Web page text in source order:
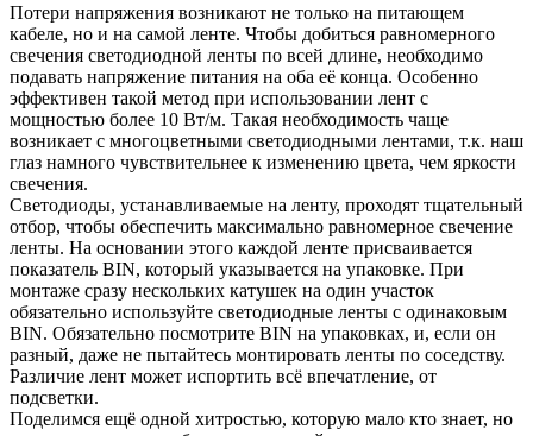
Потери напряжения возникают не только на питающем
кабеле, но и на самой ленте. Чтобы добиться равномерного
свечения светодиодной ленты по всей длине, необходимо
подавать напряжение питания на оба её конца. Особенно
эффективен такой метод при использовании лент с
мощностью более 10 Вт/м. Такая необходимость чаще
возникает с многоцветными светодиодными лентами, т.к. наш
глаз намного чувствительнее к изменению цвета, чем яркости
свечения.
Светодиоды, устанавливаемые на ленту, проходят тщательный
отбор, чтобы обеспечить максимально равномерное свечение
ленты. На основании этого каждой ленте присваивается
показатель BIN, который указывается на упаковке. При
монтаже сразу нескольких катушек на один участок
обязательно используйте светодиодные ленты с одинаковым
BIN. Обязательно посмотрите BIN на упаковках, и, если он
разный, даже не пытайтесь монтировать ленты по соседству.
Различие лент может испортить всё впечатление, от
подсветки.
Поделимся ещё одной хитростью, которую мало кто знает, но